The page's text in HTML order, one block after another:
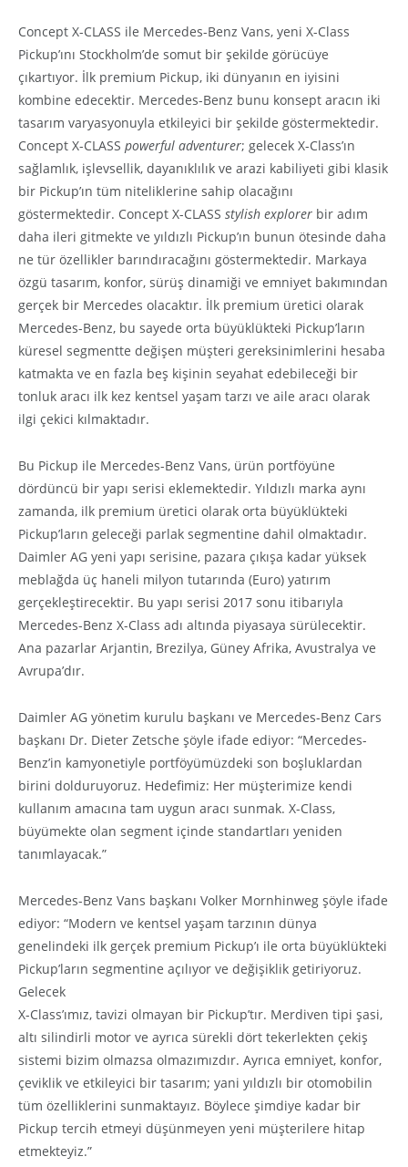
Concept X-CLASS ile Mercedes-Benz Vans, yeni X-Class
Pickup’ını Stockholm’de somut bir şekilde görücüye
çıkartıyor. İlk premium Pickup, iki dünyanın en iyisini
kombine edecektir. Mercedes-Benz bunu konsept aracın iki
tasarım varyasyonuyla etkileyici bir şekilde göstermektedir.
Concept X-CLASS powerful adventurer; gelecek X-Class’ın
sağlamlık, işlevsellik, dayanıklılık ve arazi kabiliyeti gibi klasik
bir Pickup’ın tüm niteliklerine sahip olacağını
göstermektedir. Concept X-CLASS stylish explorer bir adım
daha ileri gitmekte ve yıldızlı Pickup’ın bunun ötesinde daha
ne tür özellikler barındıracağını göstermektedir. Markaya
özgü tasarım, konfor, sürüş dinamiği ve emniyet bakımından
gerçek bir Mercedes olacaktır. İlk premium üretici olarak
Mercedes-Benz, bu sayede orta büyüklükteki Pickup’ların
küresel segmentte değişen müşteri gereksinimlerini hesaba
katmakta ve en fazla beş kişinin seyahat edebileceği bir
tonluk aracı ilk kez kentsel yaşam tarzı ve aile aracı olarak
ilgi çekici kılmaktadır.
Bu Pickup ile Mercedes-Benz Vans, ürün portföyüne
dördüncü bir yapı serisi eklemektedir. Yıldızlı marka aynı
zamanda, ilk premium üretici olarak orta büyüklükteki
Pickup’ların geleceği parlak segmentine dahil olmaktadır.
Daimler AG yeni yapı serisine, pazara çıkışa kadar yüksek
meblağda üç haneli milyon tutarında (Euro) yatırım
gerçekleştirecektir. Bu yapı serisi 2017 sonu itibarıyla
Mercedes-Benz X-Class adı altında piyasaya sürülecektir.
Ana pazarlar Arjantin, Brezilya, Güney Afrika, Avustralya ve
Avrupa’dır.
Daimler AG yönetim kurulu başkanı ve Mercedes-Benz Cars
başkanı Dr. Dieter Zetsche şöyle ifade ediyor: “Mercedes-
Benz’in kamyonetiyle portföyümüzdeki son boşluklardan
birini dolduruyoruz. Hedefimiz: Her müşterimize kendi
kullanım amacına tam uygun aracı sunmak. X-Class,
büyümekte olan segment içinde standartları yeniden
tanımlayacak.”
Mercedes-Benz Vans başkanı Volker Mornhinweg şöyle ifade
ediyor: “Modern ve kentsel yaşam tarzının dünya
genelindeki ilk gerçek premium Pickup’ı ile orta büyüklükteki
Pickup’ların segmentine açılıyor ve değişiklik getiriyoruz.
Gelecek
X-Class’ımız, tavizi olmayan bir Pickup’tır. Merdiven tipi şasi,
altı silindirli motor ve ayrıca sürekli dört tekerlekten çekiş
sistemi bizim olmazsa olmazımızdır. Ayrıca emniyet, konfor,
çeviklik ve etkileyici bir tasarım; yani yıldızlı bir otomobilin
tüm özelliklerini sunmaktayız. Böylece şimdiye kadar bir
Pickup tercih etmeyi düşünmeyen yeni müşterilere hitap
etmekteyiz.”